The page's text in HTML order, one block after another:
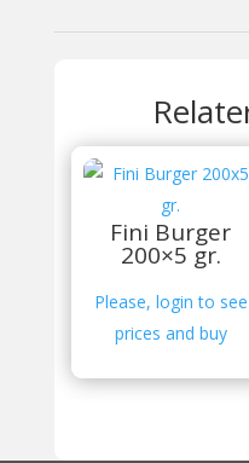
Fini Burger
200×5 gr.
Please, login to see
prices and buy